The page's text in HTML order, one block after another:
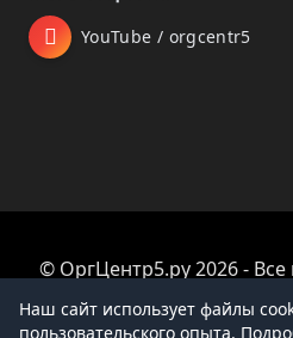
YouTube / orgcentr5
© ОргЦентр5.ру 2026 -
Царева
Наш сайт использует файлы
пользовательского опыта.